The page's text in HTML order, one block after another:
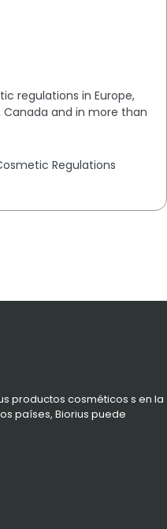
regulations in Europe,
Canada and in more than
Regulations
productos cosméticos s en la
países, Biorius puede